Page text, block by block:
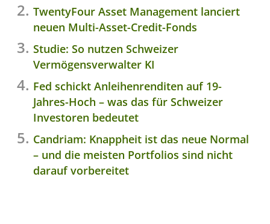
TwentyFour Asset Management lanciert
neuen Multi-Asset-Credit-Fonds
Studie: So nutzen Schweizer
Vermögensverwalter KI
Fed schickt Anleihenrenditen auf 19-
Jahres-Hoch – was das für Schweizer
Investoren bedeutet
Candriam: Knappheit ist das neue Normal
– und die meisten Portfolios sind nicht
darauf vorbereitet